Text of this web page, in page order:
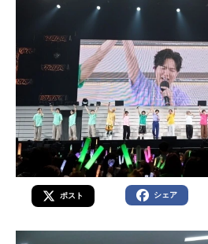
ポスト シェア